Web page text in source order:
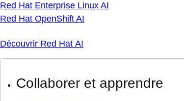
Red Hat Enterprise Linux AI
Red Hat OpenShift AI
Découvrir Red Hat AI
Collaborer et apprendre